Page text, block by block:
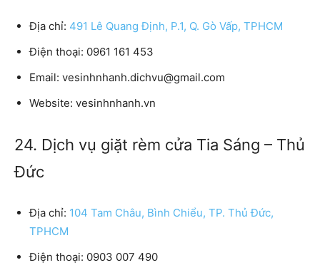
Địa chỉ: 491 Lê Quang Định, P.1, Q. Gò Vấp, TPHCM
Điện thoại: 0961 161 453
Email: vesinhnhanh.dichvu@gmail.com
Website: vesinhnhanh.vn
24. Dịch vụ giặt rèm cửa Tia Sáng – Thủ
Đức
Địa chỉ: 104 Tam Châu, Bình Chiểu, TP. Thủ Đức,
TPHCM
Điện thoại: 0903 007 490